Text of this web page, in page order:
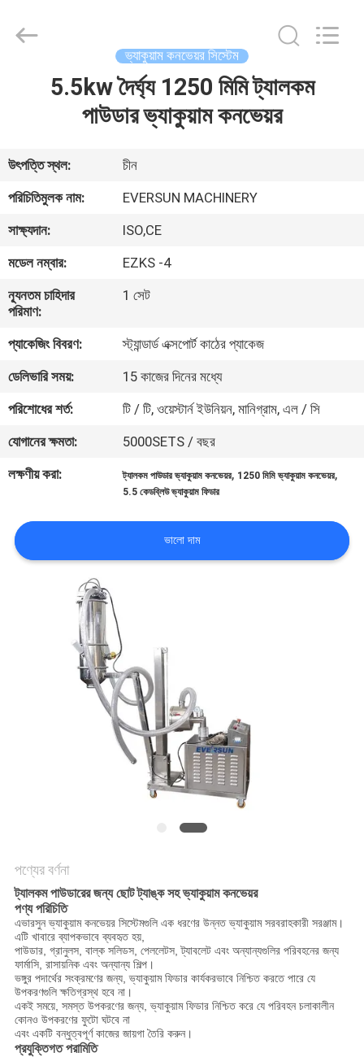
VR
প্রদর্শন
আমাদের
সম্পর্কে
কারখানা
ভ্রমণ
মান
নিয়ন্ত্রণ
যোগাযোগ
করুন
ভ্যাকুয়াম কনভেয়র সিস্টেম
5.5kw দৈর্ঘ্য 1250 মিমি ট্যালকম
পাউডার ভ্যাকুয়াম কনভেয়র
উৎপত্তি স্থল:
চীন
পরিচিতিমুলক নাম:
EVERSUN MACHINERY
সাক্ষ্যদান:
ISO,CE
মডেল নম্বার:
EZKS -4
ন্যূনতম চাহিদার
পরিমাণ:
1 সেট
প্যাকেজিং বিবরণ:
স্ট্যান্ডার্ড এক্সপোর্ট কাঠের প্যাকেজ
ডেলিভারি সময়:
15 কাজের দিনের মধ্যে
পরিশোধের শর্ত:
টি / টি, ওয়েস্টার্ন ইউনিয়ন, মানিগ্রাম, এল / সি
যোগানের ক্ষমতা:
5000SETS / বছর
লক্ষণীয় করা:
ট্যালকম পাউডার ভ্যাকুয়াম কনভেয়র, 1250 মিমি ভ্যাকুয়াম কনভেয়র,
5.5 কেডব্লিউ ভ্যাকুয়াম ফিডার
ভালো দাম
পণ্যের বর্ণনা
ট্যালকম পাউডারের জন্য ছোট ট্যাঙ্ক সহ ভ্যাকুয়াম কনভেয়র
পণ্য পরিচিতি
এভারসুন ভ্যাকুয়াম কনভেয়র সিস্টেমগুলি এক ধরণের উন্নত ভ্যাকুয়াম সরবরাহকারী সরঞ্জাম।
এটি খাবারে ব্যাপকভাবে ব্যবহৃত হয়,
পাউডার, গ্রানুলস, বাল্ক সলিডস, পেললেটস, ট্যাবলেট এবং অন্যান্যগুলির পরিবহনের জন্য
ফার্মাসি, রাসায়নিক এবং অন্যান্য শিল্প।
ভঙ্গুর পদার্থের সংক্রমণের জন্য, ভ্যাকুয়াম ফিডার কার্যকরভাবে নিশ্চিত করতে পারে যে
উপকরণগুলি ক্ষতিগ্রস্থ হবে না।
একই সময়ে, সমস্ত উপকরণের জন্য, ভ্যাকুয়াম ফিডার নিশ্চিত করে যে পরিবহন চলাকালীন
কোনও উপকরণের ফুটো ঘটবে না
এবং একটি বন্ধুত্বপূর্ণ কাজের জায়গা তৈরি করুন।
প্রযুক্তিগত পরামিতি